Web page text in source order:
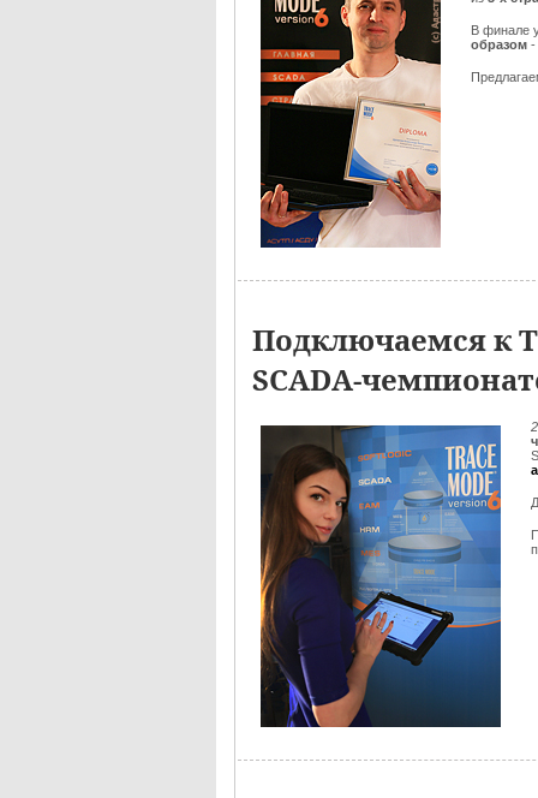
В финале
образом -
Подключаемся к
SCADA-